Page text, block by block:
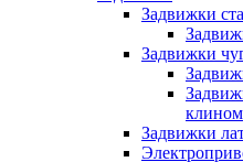
Задвижки
Задвижки
клином
Задвижки